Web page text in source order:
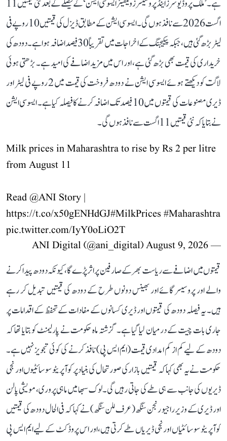
ہے۔ ’ملک پروڈیوسرز اینڈ پروسیسرز ویلفیئر ایسوسی ایشن‘ کے فیصلے کے بعد نئی قیمتیں 11
اگست 2026 سے نافذ ہوں گی۔ ایسوسی ایشن کے مطابق ڈیزل کی قیمتیں 10 روپے فی
لیٹر بڑھ گئی ہیں، جبکہ پیکیجنگ کے اخراجات میں تقریباً 30 فیصد اضافہ ہوا ہے۔ دودھ کی
خریداری کی قیمت بھی بڑھ گئی ہے، اور اس میں مزید اضافے کی امید ہے۔ بڑھتی ہوئی
لاگت کو دیکھتے ہوئے ایسوسی ایشن نے دودھ فروخت کی قیمت میں 2 روپے فی لیٹر اور
ڈیری مصنوعات کی قیمتوں میں 10 فیصد تک اضافہ کرنے کا فیصلہ کیا ہے۔ ایسوسی ایشن
نے بتایا کہ نئی قیمتیں 11 اگست سے نافذ ہوں گی۔
Milk prices in Maharashtra to rise by Rs 2 per litre
from August 11
Read @ANI Story |
https://t.co/x50gENHdGJ#MilkPrices #Maharashtra
pic.twitter.com/IyY0oLiO2T
— ANI Digital (@ani_digital)
August 9, 2026
قیمتوں میں اضافے سے ریاست بھر کے صارفین پر اثر پڑے گا، کیونکہ دودھ پیدا کرنے
والے اور پروسیسر گائے اور بھینس دونوں طرح کے دودھ کی قیمتیں تبدیل کر رہے
ہیں۔ یہ فیصلہ دودھ کی قیمتوں اور ڈیری کسانوں کے مفادات کے تحفظ کے اقدامات پر
جاری بات چیت کے درمیان لیا گیا ہے۔ گزشتہ ماہ حکومت نے پارلیمنٹ کو بتایا تھا کہ
دودھ کے لیے کم از کم امدادی قیمت (ایم ایس پی) نافذ کرنے کی کوئی تجویز نہیں ہے۔
حکومت نے یہ بھی کہا کہ قیمتیں بازار کی صورتحال کی بنیاد پر کوآپریٹو سوسائٹیوں اور نجی
ڈیریوں کی جانب سے ہی طے کی جاتی رہیں گی۔ لوک سبھا میں ماہی پروری، مویشی پالن
اور ڈیری کے وزیر راجیو رنجن سنگھ (عرف للن سنگھ) نے کہا کہ فی الحال دودھ کی قیمتیں
کوآپریٹو سوسائٹیاں اور نجی ڈیریاں طے کرتی ہیں، اور اس پروڈکٹ کے لیے ایم ایس پی